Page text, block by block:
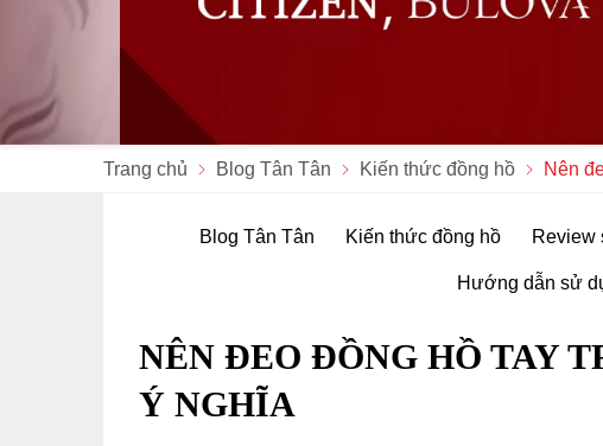
Trang chủ Blog Tân Tân Kiến thức đồng hồ Nên
Blog Tân Tân Kiến thức đồng hồ Review
Hướng dẫn sử
NÊN ĐEO ĐỒNG HỒ TAY
Ý NGHĨA